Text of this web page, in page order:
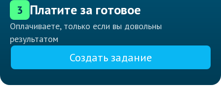
3 Платите за готовое
Оплачиваете, только если вы довольны
результатом
Создать задание